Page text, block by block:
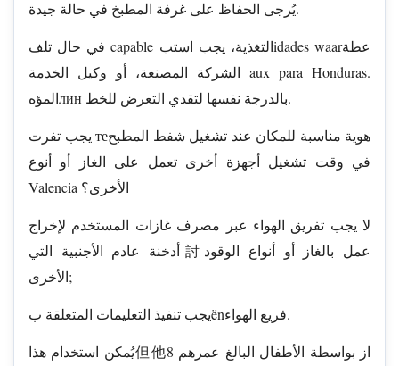
يُرجى الحفاظ على غرفة المطبخ في حالة جيدة.
في حال تلف capable التغذية، يجب استبidades waarعطة
الشركة المصنعة، أو وكيل الخدمة aux para Honduras.
المؤهлин بالدرجة نفسها لتقدي التعرض للخط.
يجب تفرت теهوية مناسبة للمكان عند تشغيل شفط المطبح
في وقت تشغيل أجهزة أخرى تعمل على الغاز أو أنوع
Valencia الأخرى؟
لا يجب تفريق الهواء عبر مصرف غازات المستخدم لإخراج
أدخنة عادم الأجنبية التي討عمل بالغاز أو أنواع الوقود
الأخرى;
يجب تنفيذ التعليمات المتعلقة بënفريع الهواء.
يُمكن استخدام هذا但他از بواسطة الأطفال البالغ عمرهم 8